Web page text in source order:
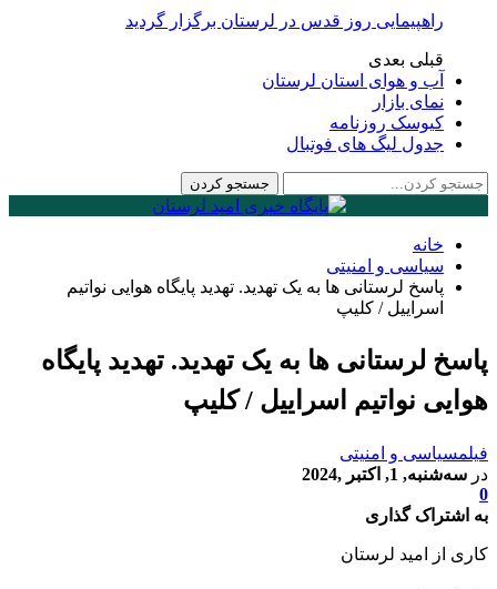
راهپیمایی روز قدس در لرستان برگزار گردید
قبلی بعدی
آب و هوای استان لرستان
نمای بازار
کیوسک روزنامه
جدول لیگ های فوتبال
خانه
سیاسی و امنیتی
پاسخ لرستانی ها به یک تهدید. تهدید پایگاه هوایی نواتیم
اسراییل / کلیپ
پاسخ لرستانی ها به یک تهدید. تهدید پایگاه
هوایی نواتیم اسراییل / کلیپ
فیلمسیاسی و امنیتی
در سه‌شنبه, 1, اکتبر ,2024
0
به اشتراک گذاری
کاری از امید لرستان